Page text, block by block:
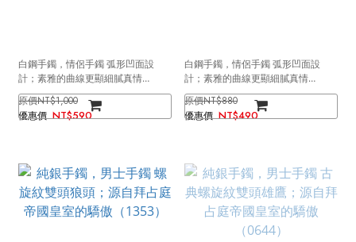
白鋼手鐲，情侶手鐲 弧形凹面設
計；素雅的曲線更顯細膩真情
（2788男款黑色）
NT$1,000
NT$590
白鋼手鐲，情侶手鐲 弧形凹面設
計；素雅的曲線更顯細膩真情
（2788男款銀色）
NT$880
NT$490